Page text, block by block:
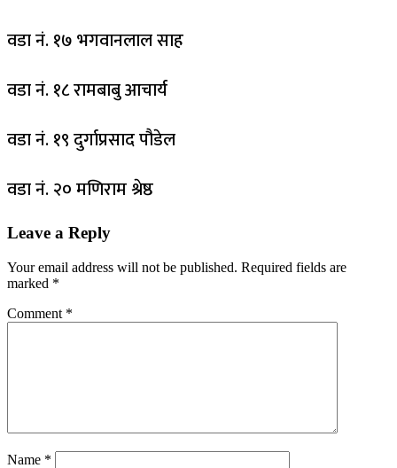
वडा नं. १७ भगवानलाल साह
वडा नं. १८ रामबाबु आचार्य
वडा नं. १९ दुर्गाप्रसाद पौडेल
वडा नं. २० मणिराम श्रेष्ठ
Leave a Reply
Your email address will not be published. Required fields are
marked *
Comment *
Name *